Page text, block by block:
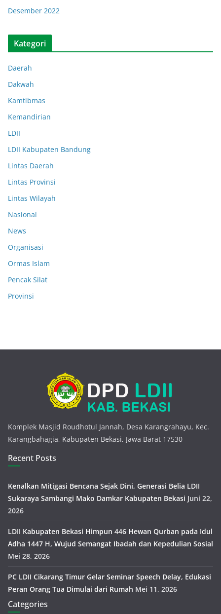
Desember 2022
Kategori
Daerah
Dakwah
Kamtibmas
Kemandirian
LDII
LDII Kabupaten Bandung
Lintas Daerah
Lintas Provinsi
Lintas Wilayah
Nasional
News
Organisasi
Ormas Islam
Pencak Silat
Provinsi
Komplek Masjid Roudhotul Jannah, Desa Karangrahayu, Kec.
Karangbahagia, Kabupaten Bekasi, Jawa Barat 17530
Recent Posts
Kenalkan Mitigasi Bencana Sejak Dini, Generasi Belia LDII
Sukaraya Sambangi Mako Damkar Kabupaten Bekasi Juni 22,
2026
LDII Kabupaten Bekasi Himpun 446 Hewan Qurban pada Idul
Adha 1447 H, Wujud Semangat Ibadah dan Kepedulian Sosial
Mei 28, 2026
PC LDII Cikarang Timur Gelar Seminar Speech Delay, Edukasi
Peran Orang Tua Dimulai dari Rumah Mei 11, 2026
Categories